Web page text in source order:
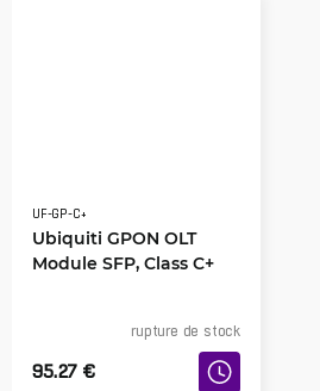
UF-GP-C+
Ubiquiti GPON OLT
Module SFP, Class C+
rupture de stock
95.27 €